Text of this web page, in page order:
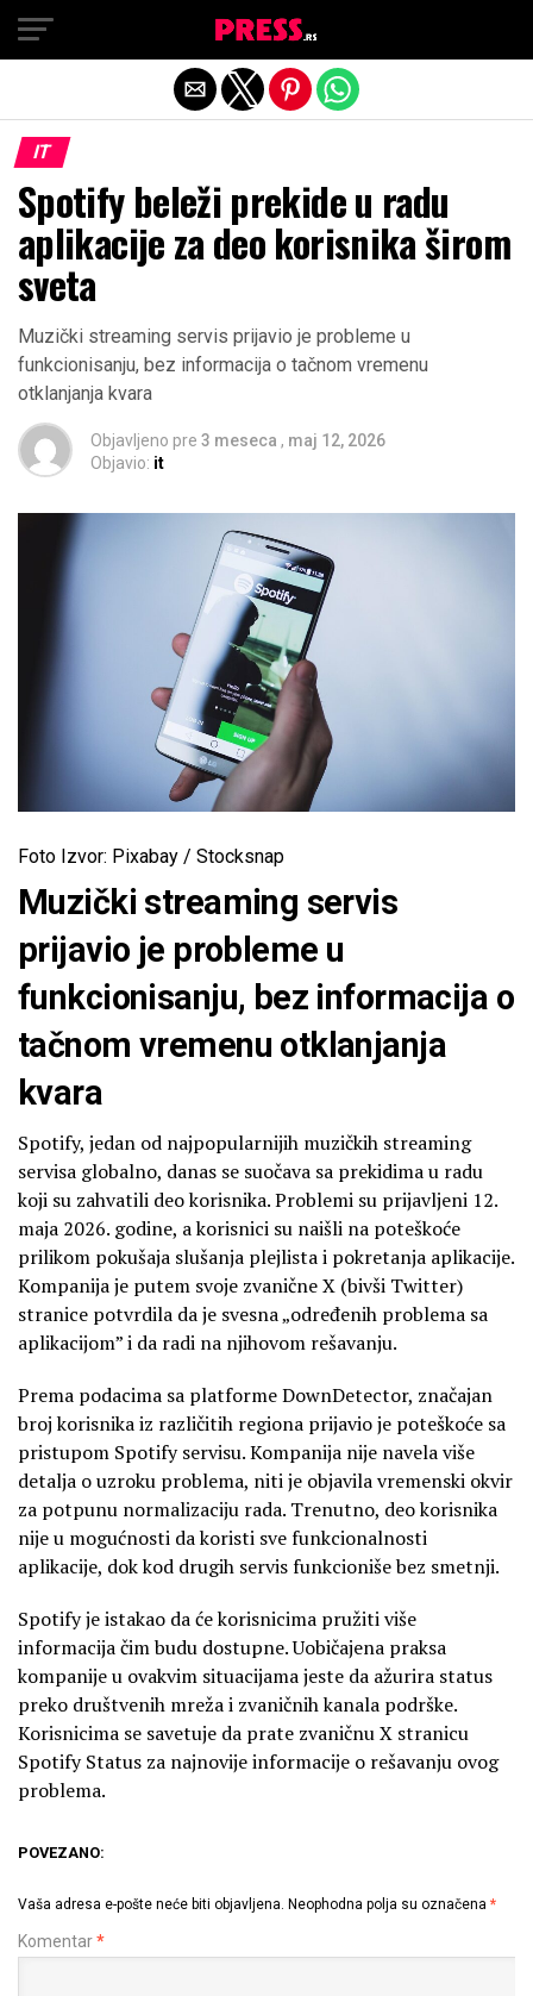
IT
Spotify beleži prekide u radu
aplikacije za deo korisnika širom
sveta
Muzički streaming servis prijavio je probleme u
funkcionisanju, bez informacija o tačnom vremenu
otklanjanja kvara
Objavljeno pre 3 meseca , maj 12, 2026
Objavio: it
Foto Izvor: Pixabay / Stocksnap
Muzički streaming servis
prijavio je probleme u
funkcionisanju, bez informacija o
tačnom vremenu otklanjanja
kvara
Spotify, jedan od najpopularnijih muzičkih streaming
servisa globalno, danas se suočava sa prekidima u radu
koji su zahvatili deo korisnika. Problemi su prijavljeni 12.
maja 2026. godine, a korisnici su naišli na poteškoće
prilikom pokušaja slušanja plejlista i pokretanja aplikacije.
Kompanija je putem svoje zvanične X (bivši Twitter)
stranice potvrdila da je svesna „određenih problema sa
aplikacijom” i da radi na njihovom rešavanju.
Prema podacima sa platforme DownDetector, značajan
broj korisnika iz različitih regiona prijavio je poteškoće sa
pristupom Spotify servisu. Kompanija nije navela više
detalja o uzroku problema, niti je objavila vremenski okvir
za potpunu normalizaciju rada. Trenutno, deo korisnika
nije u mogućnosti da koristi sve funkcionalnosti
aplikacije, dok kod drugih servis funkcioniše bez smetnji.
Spotify je istakao da će korisnicima pružiti više
informacija čim budu dostupne. Uobičajena praksa
kompanije u ovakvim situacijama jeste da ažurira status
preko društvenih mreža i zvaničnih kanala podrške.
Korisnicima se savetuje da prate zvaničnu X stranicu
Spotify Status za najnovije informacije o rešavanju ovog
problema.
POVEZANO:
Vaša adresa e-pošte neće biti objavljena. Neophodna polja su označena *
Komentar*
Exit mobile version